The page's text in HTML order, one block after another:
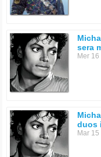
sera
Mer
duos
Mar